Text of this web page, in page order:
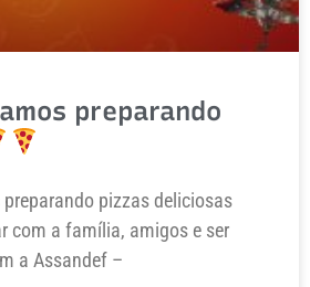
preparando
preparando pizzas deliciosas
com a família, amigos e ser
a Assandef –